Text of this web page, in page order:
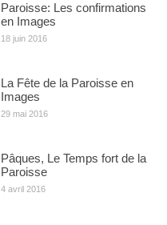
Paroisse: Les confirmations
en Images
18 juin 2016
La Fête de la Paroisse en
Images
29 mai 2016
Pâques, Le Temps fort de la
Paroisse
4 avril 2016